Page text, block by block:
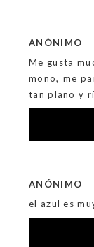
ANÓNIMO
Me gusta
mono, me
tan plano y
ANÓNIMO
el azul es